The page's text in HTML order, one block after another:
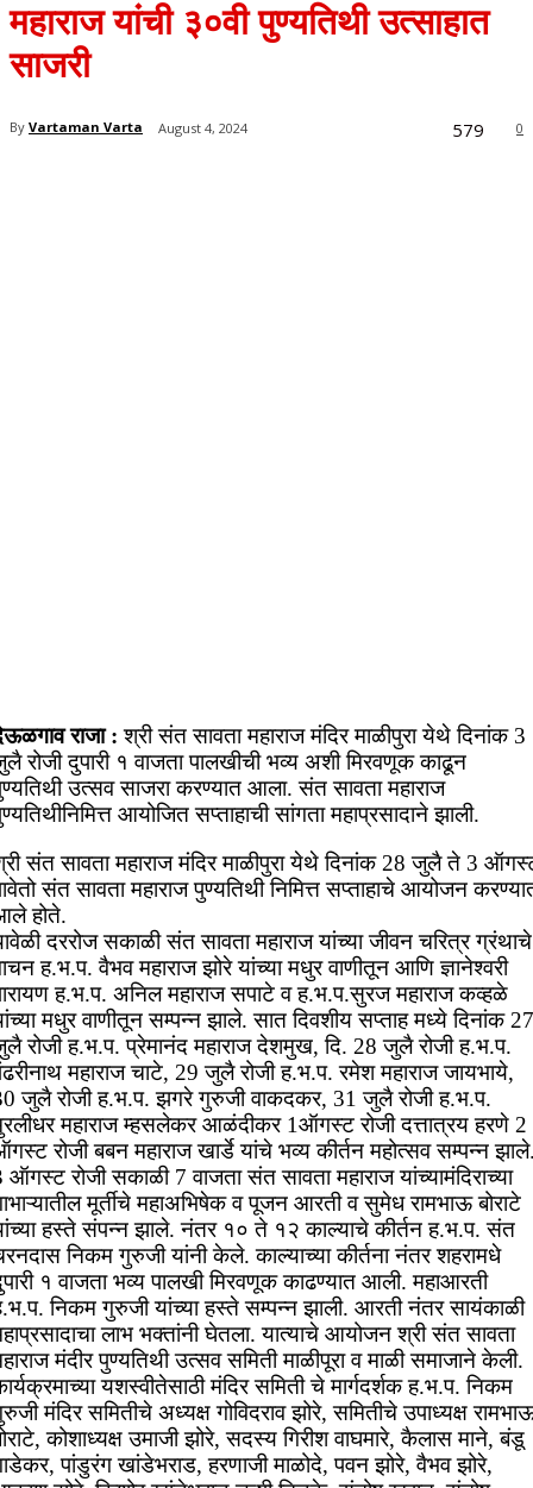
महाराज यांची ३०वी पुण्यतिथी उत्साहात
साजरी
By Vartaman Varta August 4, 2024 0
579
राजा : श्री संत सावता महाराज मंदिर माळीपुरा येथे दिनांक 3
रोजी दुपारी १ वाजता पालखीची भव्य अशी मिरवणूक काढून
उत्सव साजरा करण्यात आला. संत सावता महाराज
आयोजित सप्ताहाची सांगता महाप्रसादाने झाली.
संत सावता महाराज मंदिर माळीपुरा येथे दिनांक 28 जुलै ते 3
संत सावता महाराज पुण्यतिथी निमित्त सप्ताहाचे आयोजन
होते.
दररोज सकाळी संत सावता महाराज यांच्या जीवन चरित्र ग्रंथाचे
ह.भ.प. वैभव महाराज झोरे यांच्या मधुर वाणीतून आणि ज्ञानेश्वरी
ह.भ.प. अनिल महाराज सपाटे व ह.भ.प.सुरज महाराज कव्हळे
मधुर वाणीतून सम्पन्न झाले. सात दिवशीय सप्ताह मध्ये दिनांक 27
रोजी ह.भ.प. प्रेमानंद महाराज देशमुख, दि. 28 जुलै रोजी ह.भ.प.
महाराज चाटे, 29 जुलै रोजी ह.भ.प. रमेश महाराज जायभाये,
जुलै रोजी ह.भ.प. झगरे गुरुजी वाकदकर, 31 जुलै रोजी ह.भ.प.
महाराज म्हसलेकर आळंदीकर 1ऑगस्ट रोजी दत्तात्रय हरणे 2
रोजी बबन महाराज खार्डे यांचे भव्य कीर्तन महोत्सव सम्पन्न
ऑगस्ट रोजी सकाळी 7 वाजता संत सावता महाराज यांच्यामंदिराच्या
मूर्तीचे महाअभिषेक व पूजन आरती व सुमेध रामभाऊ बोराटे
हस्ते संपन्न झाले. नंतर १० ते १२ काल्याचे कीर्तन ह.भ.प. संत
निकम गुरुजी यांनी केले. काल्याच्या कीर्तना नंतर शहरामधे
१ वाजता भव्य पालखी मिरवणूक काढण्यात आली. महाआरती
निकम गुरुजी यांच्या हस्ते सम्पन्न झाली. आरती नंतर सायंकाळी
लाभ भक्तांनी घेतला. यात्याचे आयोजन श्री संत सावता
मंदीर पुण्यतिथी उत्सव समिती माळीपूरा व माळी समाजाने केली.
यशस्वीतेसाठी मंदिर समिती चे मार्गदर्शक ह.भ.प. निकम
मंदिर समितीचे अध्यक्ष गोविदराव झोरे, समितीचे उपाध्यक्ष
कोशाध्यक्ष उमाजी झोरे, सदस्य गिरीश वाघमारे, कैलास माने, बंडू
पांडुरंग खांडेभराड, हरणाजी माळोदे, पवन झोरे, वैभव झोरे,